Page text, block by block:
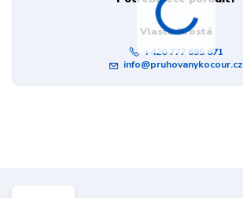
Vlasta Prostá
+420 777 695 871
info@pruhovanykocour.cz